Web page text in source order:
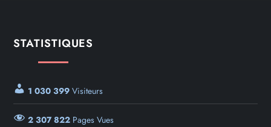
STATISTIQUES
1 030 399 Visiteurs
2 307 822 Pages Vues